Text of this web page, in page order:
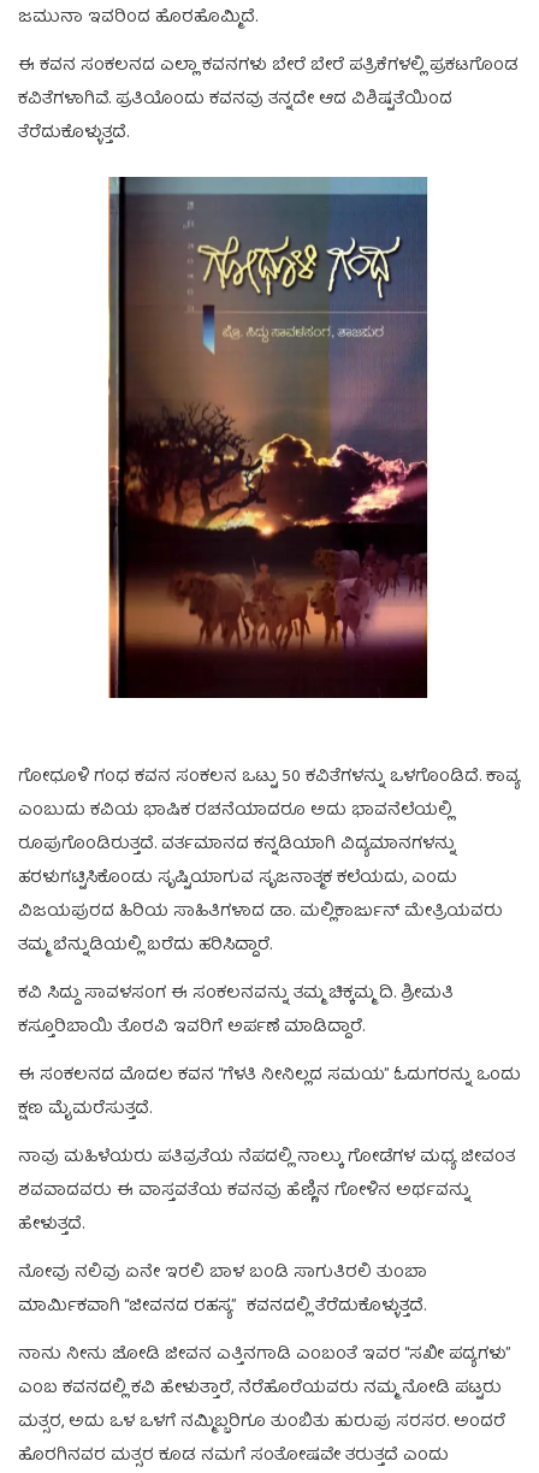
ಜಮುನಾ ಇವರಿಂದ ಹೊರಹೊಮ್ಮಿದೆ.
ಈ ಕವನ ಸಂಕಲನದ ಎಲ್ಲಾ ಕವನಗಳು ಬೇರೆ ಬೇರೆ ಪತ್ರಿಕೆಗಳಲ್ಲಿ ಪ್ರಕಟಗೊಂಡ
ಕವಿತೆಗಳಾಗಿವೆ. ಪ್ರತಿಯೊಂದು ಕವನವು ತನ್ನದೇ ಆದ ವಿಶಿಷ್ಟತೆಯಿಂದ
ತೆರೆದುಕೊಳ್ಳುತ್ತದೆ.
ಗೋಧೂಳಿ ಗಂಧ ಕವನ ಸಂಕಲನ ಒಟ್ಟು 50 ಕವಿತೆಗಳನ್ನು ಒಳಗೊಂಡಿದೆ. ಕಾವ್ಯ
ಎಂಬುದು ಕವಿಯ ಭಾಷಿಕ ರಚನೆಯಾದರೂ ಅದು ಭಾವನೆಲೆಯಲ್ಲಿ
ರೂಪುಗೊಂಡಿರುತ್ತದೆ. ವರ್ತಮಾನದ ಕನ್ನಡಿಯಾಗಿ ವಿದ್ಯಮಾನಗಳನ್ನು
ಹರಳುಗಟ್ಟಿಸಿಕೊಂಡು ಸೃಷ್ಟಿಯಾಗುವ ಸೃಜನಾತ್ಮಕ ಕಲೆಯದು, ಎಂದು
ವಿಜಯಪುರದ ಹಿರಿಯ ಸಾಹಿತಿಗಳಾದ ಡಾ. ಮಲ್ಲಿಕಾರ್ಜುನ್ ಮೇತ್ರಿಯವರು
ತಮ್ಮ ಬೆನ್ನುಡಿಯಲ್ಲಿ ಬರೆದು ಹರಿಸಿದ್ದಾರೆ.
ಕವಿ ಸಿದ್ದು ಸಾವಳಸಂಗ ಈ ಸಂಕಲನವನ್ನು ತಮ್ಮ ಚಿಕ್ಕಮ್ಮ ದಿ. ಶ್ರೀಮತಿ
ಕಸ್ತೂರಿಬಾಯಿ ತೊರವಿ ಇವರಿಗೆ ಅರ್ಪಣೆ ಮಾಡಿದ್ದಾರೆ.
ಈ ಸಂಕಲನದ ಮೊದಲ ಕವನ “ಗೆಳತಿ ನೀನಿಲ್ಲದ ಸಮಯ” ಓದುಗರನ್ನು ಒಂದು
ಕ್ಷಣ ಮೈಮರೆಸುತ್ತದೆ.
ನಾವು ಮಹಿಳೆಯರು ಪತಿವ್ರತೆಯ ನೆಪದಲ್ಲಿ ನಾಲ್ಕು ಗೋಡೆಗಳ ಮಧ್ಯ ಜೀವಂತ
ಶವವಾದವರು ಈ ವಾಸ್ತವತೆಯ ಕವನವು ಹೆಣ್ಣಿನ ಗೋಳಿನ ಅರ್ಥವನ್ನು
ಹೇಳುತ್ತದೆ.
ನೋವು ನಲಿವು ಏನೇ ಇರಲಿ ಬಾಳ ಬಂಡಿ ಸಾಗುತಿರಲಿ ತುಂಬಾ
ಮಾರ್ಮಿಕವಾಗಿ “ಜೀವನದ ರಹಸ್ಯ” ಕವನದಲ್ಲಿ ತೆರೆದುಕೊಳ್ಳುತ್ತದೆ.
ನಾನು ನೀನು ಜೋಡಿ ಜೀವನ ಎತ್ತಿನಗಾಡಿ ಎಂಬಂತೆ ಇವರ “ಸಖೀ ಪದ್ಯಗಳು”
ಎಂಬ ಕವನದಲ್ಲಿ ಕವಿ ಹೇಳುತ್ತಾರೆ, ನೆರೆಹೊರೆಯವರು ನಮ್ಮ ನೋಡಿ ಪಟ್ಟರು
ಮತ್ಸರ, ಅದು ಒಳ ಒಳಗೆ ನಮ್ಮಿಬ್ಬರಿಗೂ ತುಂಬಿತು ಹುರುಪು ಸರಸರ. ಅಂದರೆ
ಹೊರಗಿನವರ ಮತ್ಸರ ಕೂಡ ನಮಗೆ ಸಂತೋಷವೇ ತರುತ್ತದೆ ಎಂದು